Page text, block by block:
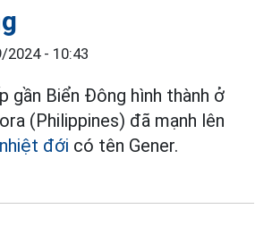
2024 - 10:43
gần Biển Đông hình thành ở
(Philippines) đã mạnh lên
đới có tên Gener.